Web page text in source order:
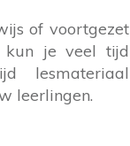
of voortgezet
kun je veel tijd
lesmateriaal
leerlingen.